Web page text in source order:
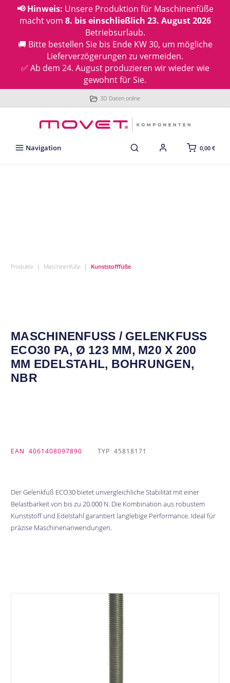
📢 Hinweis: Unsere Produktion für Maschinenfüße
macht vom 8. bis einschließlich 23. August 2026
Betriebsurlaub.
🚚 Bitte bestellen Sie bis Ende KW 30, um mögliche
Lieferverzögerungen zu vermeiden.
✅ Ab dem 24. August produzieren wir wieder wie
gewohnt für Sie.
3D Daten online
Navigation 0,00 €
Produkte | Maschinenfüße | Kunststofffüße
MASCHINENFUSS / GELENKFUSS EC
O30 PA, Ø 123 MM, M20 X 200 MM
EDELSTAHL, BOHRUNGEN, NB
R
EAN 4061408097890 TYP 45818171
Der Gelenkfuß ECO30 bietet unvergleichliche Stabilität mit einer
Belastbarkeit von bis zu 20.000 N. Die Kombination aus robustem
Kunststoff und Edelstahl garantiert langlebige Performance. Ideal für
präzise Maschinenanwendungen.